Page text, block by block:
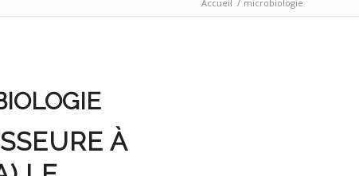
Accueil / microbiologie
À